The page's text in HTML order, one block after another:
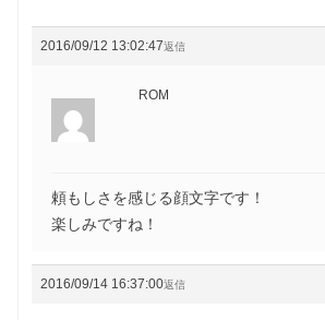
2016/09/12 13:02:47返信
ROM
頼もしさを感じる顔文字です！
楽しみですね！
2016/09/14 16:37:00返信